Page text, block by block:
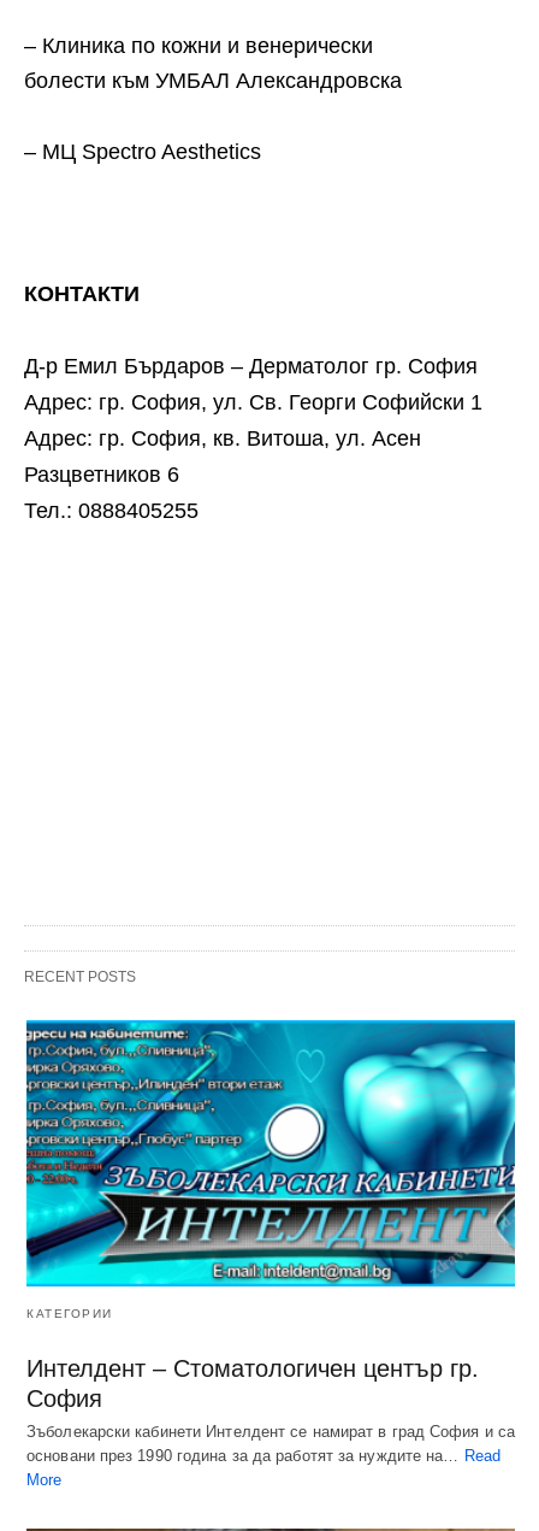
– Клиника по кожни и венерически
болести към УМБАЛ Александровска
– МЦ Spectro Aesthetics
КОНТАКТИ
Д-р Емил Бърдаров – Дерматолог гр. София
Адрес: гр. София, ул. Св. Георги Софийски 1
Адрес: гр. София, кв. Витоша, ул. Асен
Разцветников 6
Тел.: 0888405255
RECENT POSTS
КАТЕГОРИИ
Интелдент – Стоматологичен център гр.
София
Зъболекарски кабинети Интелдент се намират в град София и са
основани през 1990 година за да работят за нуждите на… Read
More